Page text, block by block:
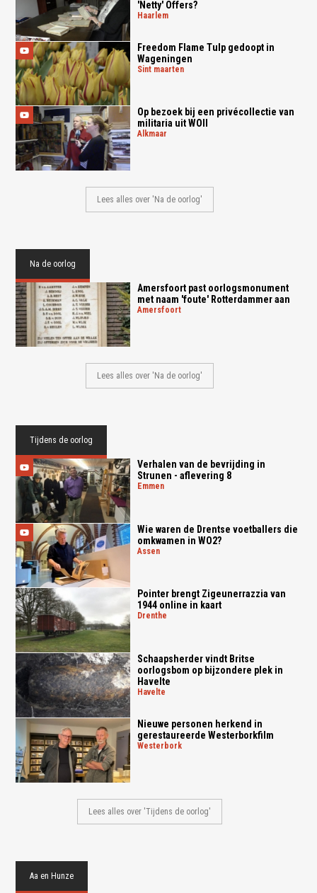
'Netty' Offers?
haarlem
Freedom Flame Tulp gedoopt in
Wageningen
sint maarten
Op bezoek bij een privécollectie van
militaria uit WOII
alkmaar
Lees alles over 'Na de oorlog'
Na de oorlog
Amersfoort past oorlogsmonument
met naam 'foute' Rotterdammer aan
amersfoort
Lees alles over 'Na de oorlog'
Tijdens de oorlog
Verhalen van de bevrijding in
Strunen - aflevering 8
emmen
Wie waren de Drentse voetballers die
omkwamen in WO2?
assen
Pointer brengt Zigeunerrazzia van
1944 online in kaart
drenthe
Schaapsherder vindt Britse
oorlogsbom op bijzondere plek in
Havelte
havelte
Nieuwe personen herkend in
gerestaureerde Westerborkfilm
westerbork
Lees alles over 'Tijdens de oorlog'
Aa en Hunze